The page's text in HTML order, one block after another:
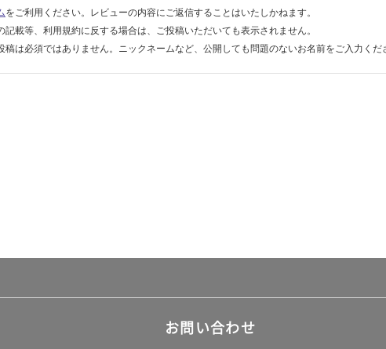
をご利用ください。レビューの内容にご返信することはいたしかねます。
載等、利用規約に反する場合は、ご投稿いただいても表示されません。
は必須ではありません。ニックネームなど、公開しても問題のないお名前をご入力くだ
お問い合わせ